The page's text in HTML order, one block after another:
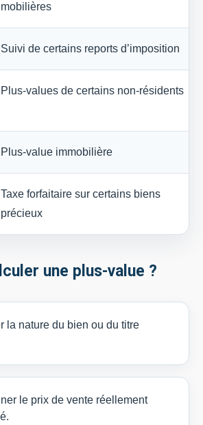
mobilières
Suivi de certains reports d’imposition
Plus-values de certains non-résidents
Plus-value immobilière
Taxe forfaitaire sur certains biens
précieux
une plus-value ?
la nature du bien ou du titre
le prix de vente réellement